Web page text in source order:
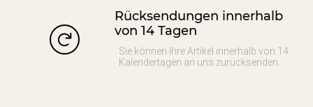
Rücksendungen innerhalb
von 14 Tagen
Sie können Ihre Artikel innerhalb von 14
Kalendertagen an uns zurücksenden.